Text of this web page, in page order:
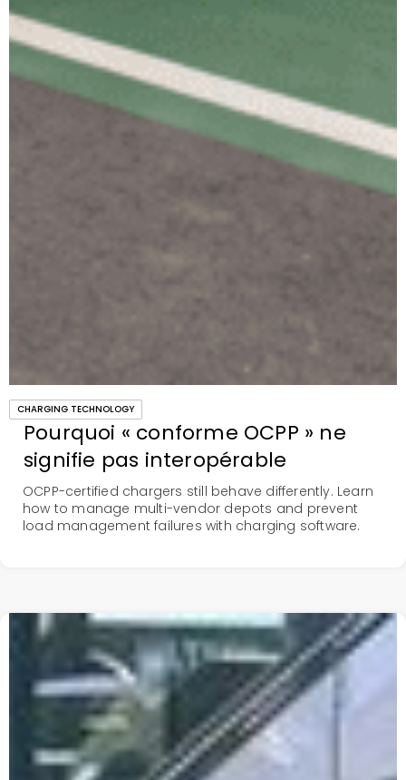
CHARGING TECHNOLOGY
Pourquoi « conforme OCPP » ne
signifie pas interopérable
OCPP-certified chargers still behave differently. Learn
how to manage multi-vendor depots and prevent
load management failures with charging software.